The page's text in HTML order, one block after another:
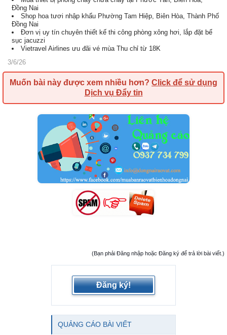
Đồng Nai
Shop hoa tươi nhập khẩu Phường Tam Hiệp, Biên Hòa, Thành Phố
Đồng Nai
Đơn vị uy tín chuyên thiết kế thi công phòng xông hơi, lắp đặt bể
sục jacuzzi
Vietravel Airlines ưu đãi vé mùa Thu chỉ từ 18K
3/6/26
Muốn bài này được xem nhiều hơn? Click để sử dụng
Dịch vụ Đẩy tin
(Bạn phải Đăng nhập hoặc Đăng ký để trả lời bài viết.)
Đăng ký!
QUẢNG CÁO BÀI VIẾT